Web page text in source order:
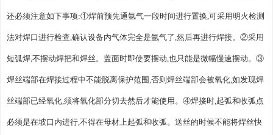
还必须注意如下事项:①焊前预先通氩气一段时间进行置换,可采用明火检测
法对焊口进行检查,确认设备内气体完全是氩气了,然后再进行焊接。②采用
短弧焊,不摆动焊把和焊丝。盖面时即使要摆动,也只能是微幅慢速摆动。③
焊丝端部在焊接过程中不能脱离保护范围,否则焊丝端部会被氧化,如发现焊
丝端部已经氧化,须将氧化部分切去然后才能使用。④焊接时,起弧和收弧点
必须是在坡口内进行,不得在母材上起弧和收弧。送丝的时候不能将焊丝快